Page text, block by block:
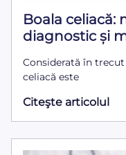
Boala celiacă:
diagnostic și
Considerată în
celiacă este
Citeşte articolul